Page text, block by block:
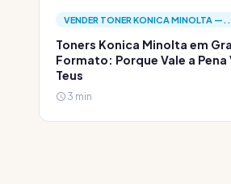
VENDER TONER KONICA MINOLTA
Toners Konica Minolta em
Formato: Porque Vale a Pena
Teus
3 min